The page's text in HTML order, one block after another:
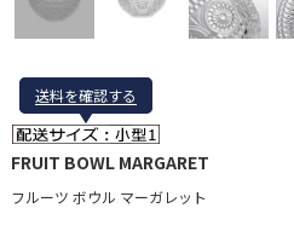
送料を確認する
送料を確認する
FRUIT BOWL MARGARET
フルーツ ボウル マーガレット